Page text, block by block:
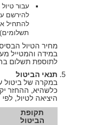
להירשם
להתחיל
תשלומים) כ- 4 חודשים ממועד
מחיר הטיול
במידה והמטייל
לתוספת תשלום
תנאי הביטול
במקרה של ביטול
כלשהיא, ההחזר
היציאה לטיול,
תקופת
הביטול